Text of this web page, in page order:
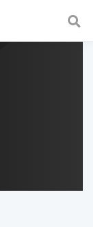
and